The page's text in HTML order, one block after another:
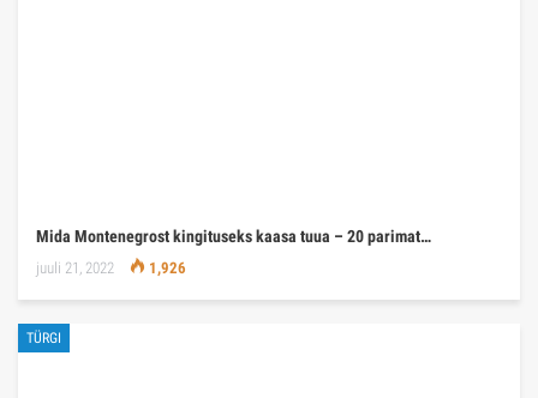
Mida Montenegrost kingituseks kaasa tuua – 20 parimat…
juuli 21, 2022 1,926
TÜRGI